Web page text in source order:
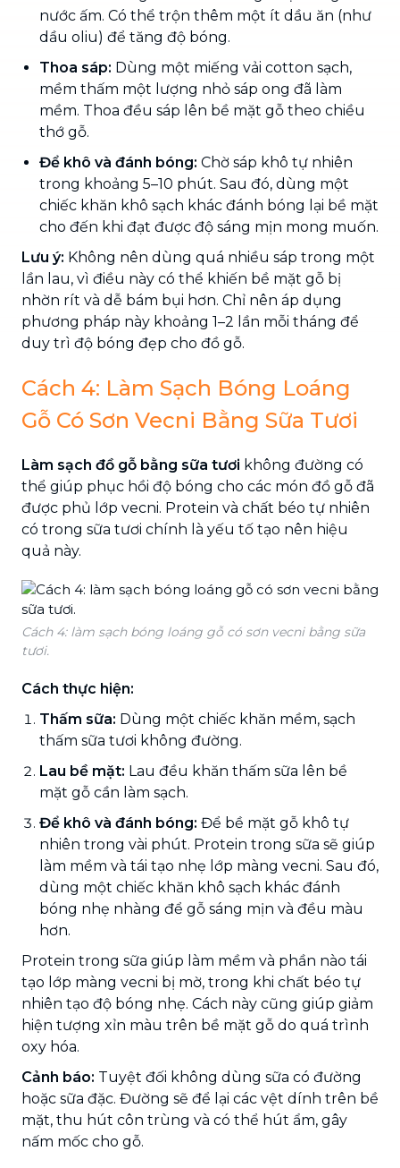
nước ấm. Có thể trộn thêm một ít dầu ăn (như
dầu oliu) để tăng độ bóng.
Thoa sáp: Dùng một miếng vải cotton sạch,
mềm thấm một lượng nhỏ sáp ong đã làm
mềm. Thoa đều sáp lên bề mặt gỗ theo chiều
thớ gỗ.
Để khô và đánh bóng: Chờ sáp khô tự nhiên
trong khoảng 5–10 phút. Sau đó, dùng một
chiếc khăn khô sạch khác đánh bóng lại bề mặt
cho đến khi đạt được độ sáng mịn mong muốn.
Lưu ý: Không nên dùng quá nhiều sáp trong một
lần lau, vì điều này có thể khiến bề mặt gỗ bị
nhờn rít và dễ bám bụi hơn. Chỉ nên áp dụng
phương pháp này khoảng 1–2 lần mỗi tháng để
duy trì độ bóng đẹp cho đồ gỗ.
Cách 4: Làm Sạch Bóng Loáng
Gỗ Có Sơn Vecni Bằng Sữa Tươi
Làm sạch đồ gỗ bằng sữa tươi không đường có
thể giúp phục hồi độ bóng cho các món đồ gỗ đã
được phủ lớp vecni. Protein và chất béo tự nhiên
có trong sữa tươi chính là yếu tố tạo nên hiệu
quả này.
Cách 4: làm sạch bóng loáng gỗ có sơn vecni bằng sữa
tươi.
Cách thực hiện:
Thấm sữa: Dùng một chiếc khăn mềm, sạch
thấm sữa tươi không đường.
Lau bề mặt: Lau đều khăn thấm sữa lên bề
mặt gỗ cần làm sạch.
Để khô và đánh bóng: Để bề mặt gỗ khô tự
nhiên trong vài phút. Protein trong sữa sẽ giúp
làm mềm và tái tạo nhẹ lớp màng vecni. Sau đó,
dùng một chiếc khăn khô sạch khác đánh
bóng nhẹ nhàng để gỗ sáng mịn và đều màu
hơn.
Protein trong sữa giúp làm mềm và phần nào tái
tạo lớp màng vecni bị mờ, trong khi chất béo tự
nhiên tạo độ bóng nhẹ. Cách này cũng giúp giảm
hiện tượng xỉn màu trên bề mặt gỗ do quá trình
oxy hóa.
Cảnh báo: Tuyệt đối không dùng sữa có đường
hoặc sữa đặc. Đường sẽ để lại các vệt dính trên bề
mặt, thu hút côn trùng và có thể hút ẩm, gây
nấm mốc cho gỗ.